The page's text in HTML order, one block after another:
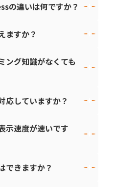
の違いは何ですか？
ますか？
グ知識がなくても
していますか？
速度が速いです
できますか？